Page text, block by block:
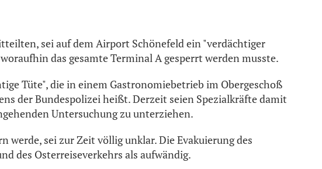
sei auf dem Airport Schönefeld ein "verdächtiger
das gesamte Terminal A gesperrt werden musste.
Tüte", die in einem Gastronomiebetrieb im Obergeschoß
der Bundespolizei heißt. Derzeit seien Spezialkräfte damit
Untersuchung zu unterziehen.
werde, sei zur Zeit völlig unklar. Die Evakuierung des
des Osterreiseverkehrs als aufwändig.